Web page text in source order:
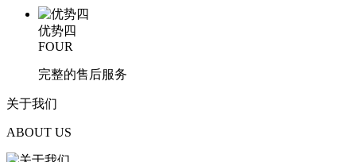
优势四
FOUR
完整的售后服务
关于我们
ABOUT US